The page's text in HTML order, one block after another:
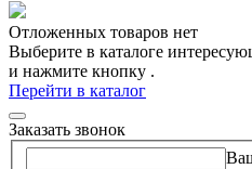
Отложенных товаров нет
Выберите в каталоге
и нажмите кнопку .
Перейти в каталог
Заказать звонок